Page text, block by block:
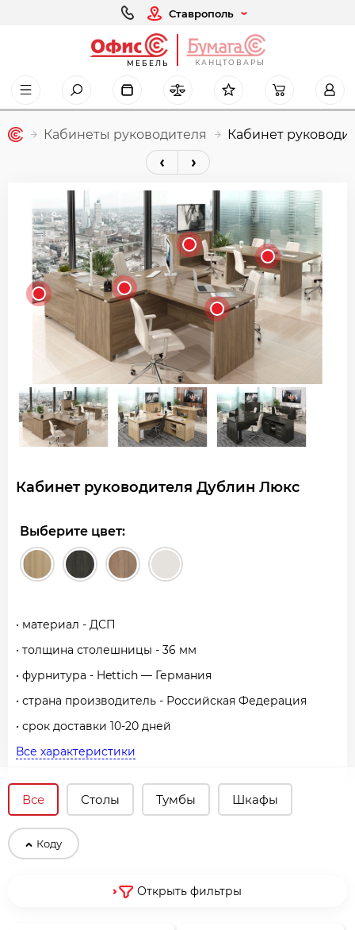
Ставрополь
МЕБЕЛЬ КАНЦТОВАРЫ
Кабинеты руководителя Кабинет
Кабинет руководителя Дублин Люкс
Выберите цвет:
• материал - ДСП
• толщина столешницы - 36 мм
• фурнитура - Hettich — Германия
• страна производитель - Российская Федерация
• срок доставки 10-20 дней
Все характеристики
Все Столы Тумбы Шкафы
Коду
Открыть фильтры